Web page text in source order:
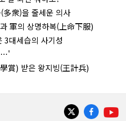
多衆)을 줄세운 의사
軍의 상명하복(上命下服)
3대세습의 사기성
…'
賞) 받은 왕지빙(王計兵)